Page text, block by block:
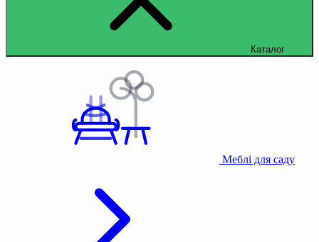
Каталог
Меблі для саду